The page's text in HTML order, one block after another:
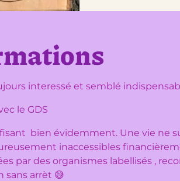
interessé et semblé
le GDS
bien évidemment. Une vie ne
inaccessibles
par des organismes labellisés ,
sans arrèt 😅